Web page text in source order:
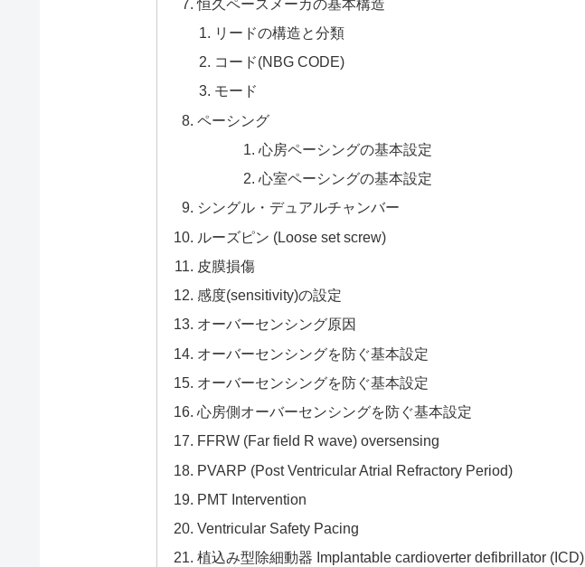
恒久ペースメーカの基本構造
リードの構造と分類
コード(NBG CODE)
モード
ペーシング
心房ペーシングの基本設定
心室ペーシングの基本設定
シングル・デュアルチャンバー
ルーズピン (Loose set screw)
皮膜損傷
感度(sensitivity)の設定
オーバーセンシング原因
オーバーセンシングを防ぐ基本設定
オーバーセンシングを防ぐ基本設定
心房側オーバーセンシングを防ぐ基本設定
FFRW (Far field R wave) oversensing
PVARP (Post Ventricular Atrial Refractory Period)
PMT Intervention
Ventricular Safety Pacing
植込み型除細動器 Implantable cardioverter defibrillator (ICD)